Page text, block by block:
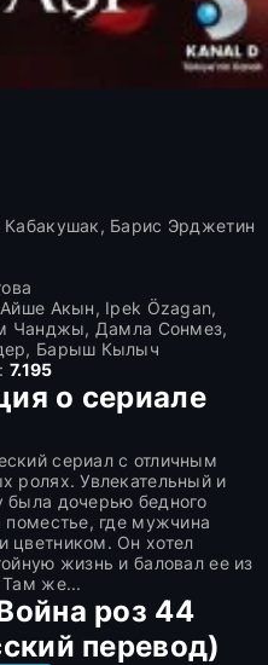
Барис Эрджетин
Акын, Ipek Özagan,
Чанджы, Дамла Сонмез,
Барыш Кылыч
7.195
о сериале
сериал с отличным
ролях. Увлекательный и
была дочерью бедного
где мужчина
цветником. Он хотел
жизнь и баловал ее из
Там же...
роз 44
перевод)